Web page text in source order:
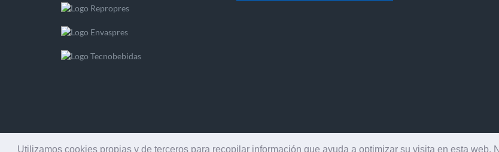
Utilizamos cookies propias y de terceros para recopilar información que ayuda a optimizar su visita en esta web.